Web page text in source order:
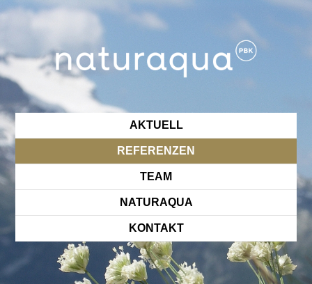
AKTUELL
REFERENZEN
TEAM
NATURAQUA
KONTAKT